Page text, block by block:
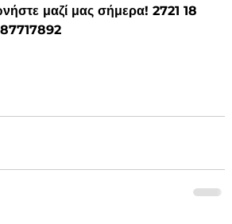
μαζί μας σήμερα! 2721 18